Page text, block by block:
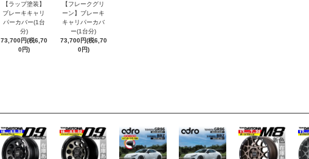
【ラップ塗装】
ブレーキキャリ
パーカバー(1台
分)
73,700円(税6,70
0円)
【フレークグリ
ーン】ブレーキ
キャリパーカバ
ー(1台分)
73,700円(税6,70
0円)